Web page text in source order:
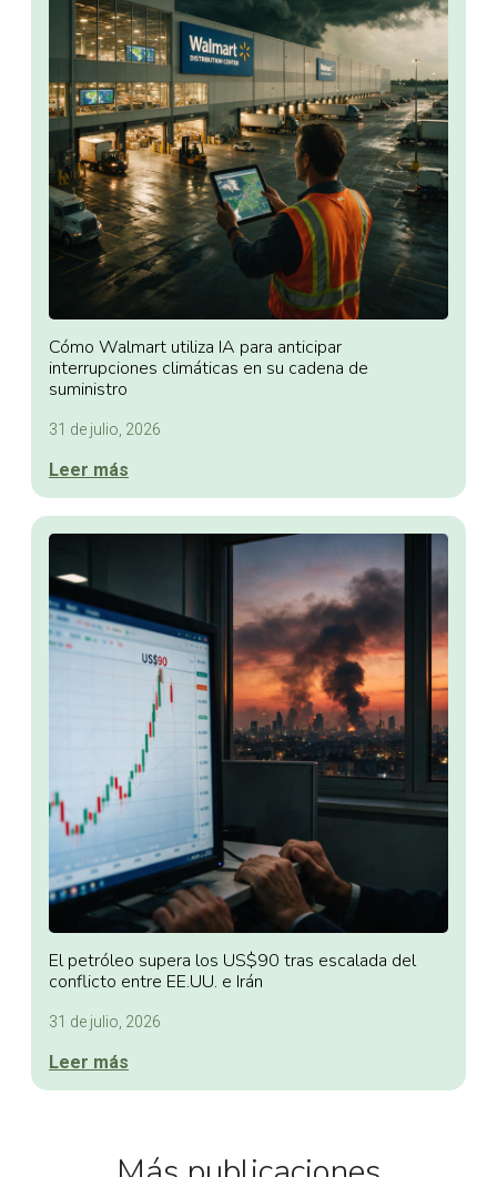
Cómo Walmart utiliza IA para anticipar
interrupciones climáticas en su cadena de
suministro
31 de julio, 2026
Leer más
El petróleo supera los US$90 tras escalada del
conflicto entre EE.UU. e Irán
31 de julio, 2026
Leer más